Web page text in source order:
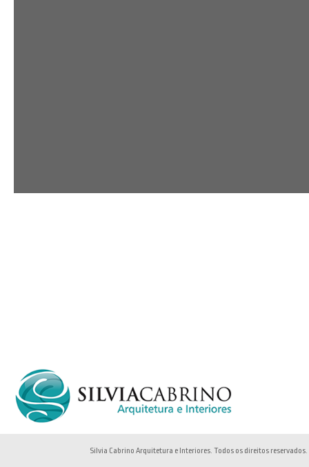
Silvia Cabrino Arquitetura e Interiores. Todos os direitos reservados.